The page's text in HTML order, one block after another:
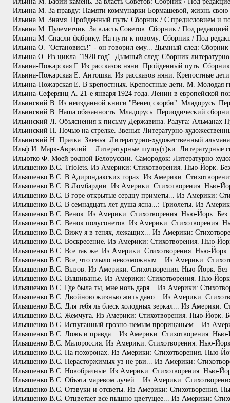
Ильина М. За правду: Памяти коммунарки Бормашевой, жизнь
Ильина М. Знамя. Пройденный путь: Сборник / С предисловием и
Ильина М. Пулеметчик. За власть Советов: Сборник / Под
Ильина М. Спасли фабрику. На пути к новому: Сборник / Под
Ильина О. "Остановись!" - он говорил ему... Дымный след: Сборник
Ильина О. Из цикла "1920 год". Дымный след: Сборник
Ильина-Пожарская Г. Из рассказов няни. Пройденный путь:
Ильина-Пожарская Е. Антошка: Из рассказов няни. Крепостные
Ильина-Пожарская Е. В крепостных. Крепостные дети. М. Молодая
Ильина-Сеферянц А. 21-е января 1924 года. Ленин в европейской
Ильинский В. Из неизданной книги "Венец скорби". Младорусь:
Ильинский В. Наша обязанность. Младорусь: Периодический
Ильинский Л. Объяснения к письму Державина. Радуга: Альманах
Ильинский Н. Ночью на стрелке. Звенья: Литературно-
Ильинский Н. Прачка. Звенья: Литературно-художественный
Ильф И. Марк-Аврелий... Литературные шушу(т)ки: Литературные
Ильютко Ф. Моей родной Белоруссии. Самородок: Литературно-
Ильяшенко В.С. Triolets. Из Америки: Стихотворения. Нью-Йорк. Без
Ильяшенко В.С. В Адирондакских горах. Из Америки:
Ильяшенко В.С. В Ломбардии. Из Америки: Стихотворения. Нью-
Ильяшенко В.С. В горе открытые сердцу приметы... Из Америки:
Ильяшенко В.С. В семнадцать лет душа ясна...: Триолеты. Из
Ильяшенко В.С. Венок. Из Америки: Стихотворения. Нью-Йорк. Без
Ильяшенко В.С. Венок полусонетов. Из Америки: Стихотворения.
Ильяшенко В.С. Вижу я в тенях, лежащих... Из Америки:
Ильяшенко В.С. Воскресение. Из Америки: Стихотворения. Нью-
Ильяшенко В.С. Все так же. Из Америки: Стихотворения. Нью-Йорк.
Ильяшенко В.С. Все, что слыло невозможным... Из Америки:
Ильяшенко В.С. Вызов. Из Америки: Стихотворения. Нью-Йорк. Без
Ильяшенко В.С. Вышиванье. Из Америки: Стихотворения. Нью-Йорк.
Ильяшенко В.С. Где была ты, мне ночь даря... Из Америки:
Ильяшенко В.С. Двойною жизнью жить дано... Из Америки:
Ильяшенко В.С. Для тебя ль блеск холодных зеркал... Из Америки:
Ильяшенко В.С. Жемчуга. Из Америки: Стихотворения. Нью-Йорк.
Ильяшенко В.С. Испуганный грозно-немым прорицаньем... Из
Ильяшенко В.С. Ложь и правда... Из Америки: Стихотворения. Нью-
Ильяшенко В.С. Малороссия. Из Америки: Стихотворения. Нью-Йорк.
Ильяшенко В.С. На похоронах. Из Америки: Стихотворения. Нью-
Ильяшенко В.С. Нерасторжимых уз не рви... Из Америки:
Ильяшенко В.С. Новобрачные. Из Америки: Стихотворения. Нью-
Ильяшенко В.С. Объята маревом лучей... Из Америки:
Ильяшенко В.С. Отзвуки и отсветы. Из Америки: Стихотворения.
Ильяшенко В.С. Отцветает все пышно цветущее... Из Америки: